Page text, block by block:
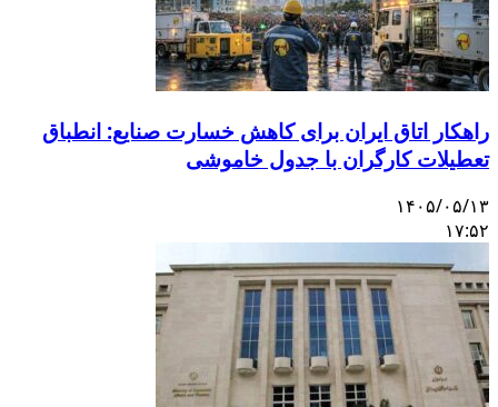
راهکار اتاق ایران برای کاهش خسارت صنایع: انطباق
تعطیلات کارگران با جدول خاموشی
۱۴۰۵/۰۵/۱۳
۱۷:۵۲